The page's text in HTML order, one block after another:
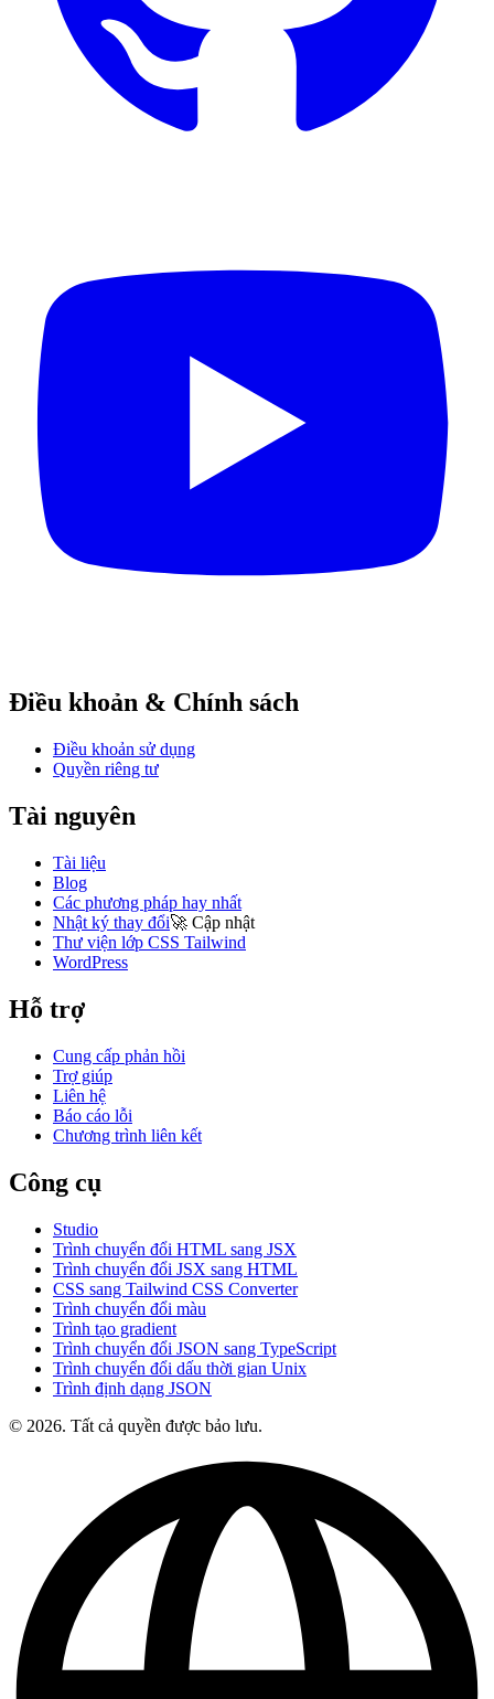
Điều khoản & Chính sách
Điều khoản sử dụng
Quyền riêng tư
Tài nguyên
Tài liệu
Blog
Các phương pháp hay nhất
Nhật ký thay đổi🚀 Cập nhật
Thư viện lớp CSS Tailwind
WordPress
Hỗ trợ
Cung cấp phản hồi
Trợ giúp
Liên hệ
Báo cáo lỗi
Chương trình liên kết
Công cụ
Studio
Trình chuyển đổi HTML sang JSX
Trình chuyển đổi JSX sang HTML
CSS sang Tailwind CSS Converter
Trình chuyển đổi màu
Trình tạo gradient
Trình chuyển đổi JSON sang TypeScript
Trình chuyển đổi dấu thời gian Unix
Trình định dạng JSON
© 2026. Tất cả quyền được bảo lưu.